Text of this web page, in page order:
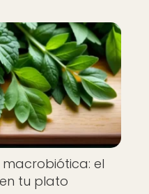
el
tu plato